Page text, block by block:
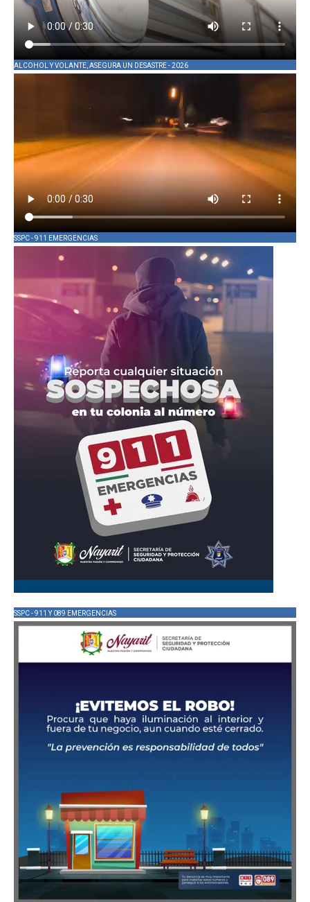
ALCOHOL Y VOLANTE, ASEGURA UN DESASTRE - 2026
SSPC - 911 EMERGENCIAS
SSPC - 911 Y 089 EMERGENCIAS